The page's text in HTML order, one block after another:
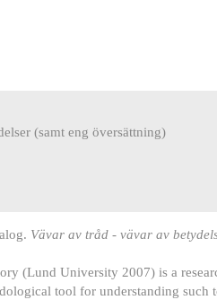
(samt eng översättning)
Vävar av tråd - vävar av
(Lund University 2007) is a
tool for understanding